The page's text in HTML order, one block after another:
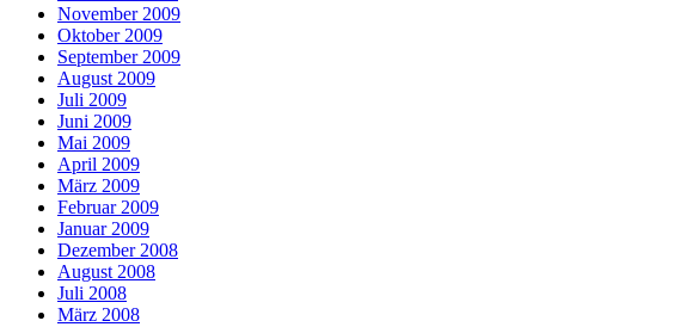
November 2009
Oktober 2009
September 2009
August 2009
Juli 2009
Juni 2009
Mai 2009
April 2009
März 2009
Februar 2009
Januar 2009
Dezember 2008
August 2008
Juli 2008
März 2008